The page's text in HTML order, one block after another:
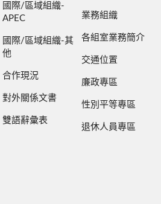
國際/區域組織-
APEC
國際/區域組織-其
他
合作現況
對外關係文書
雙語辭彙表
業務組織
各組室業務簡介
交通位置
廉政專區
性別平等專區
退休人員專區